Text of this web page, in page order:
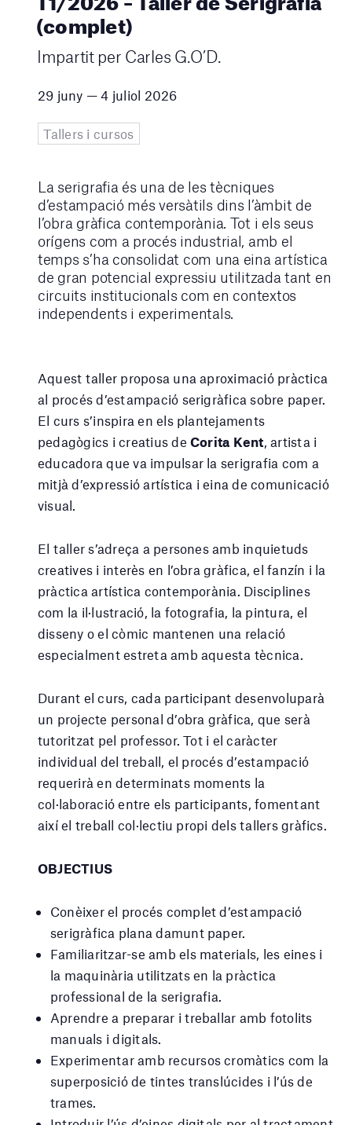
(complet)
Impartit per Carles G.O’D.
29 juny — 4 juliol 2026
Tallers i cursos
La serigrafia és una de les tècniques
d’estampació més versàtils dins l’àmbit de
l’obra gràfica contemporània. Tot i els seus
orígens com a procés industrial, amb el
temps s’ha consolidat com una eina artística
de gran potencial expressiu utilitzada tant en
circuits institucionals com en contextos
independents i experimentals.
Aquest taller proposa una aproximació pràctica
al procés d’estampació serigràfica sobre paper.
El curs s’inspira en els plantejaments
pedagògics i creatius deCorita Kent , artista i
educadora que va impulsar la serigrafia com a
mitjà d’expressió artística i eina de comunicació
visual.
El taller s’adreça a persones amb inquietuds
creatives i interès en l’obra gràfica, el fanzín i la
pràctica artística contemporània. Disciplines
com la il·lustració, la fotografia, la pintura, el
disseny o el còmic mantenen una relació
especialment estreta amb aquesta tècnica.
Durant el curs, cada participant desenvoluparà
un projecte personal d’obra gràfica, que serà
tutoritzat pel professor. Tot i el caràcter
individual del treball, el procés d’estampació
requerirà en determinats moments la
col·laboració entre els participants, fomentant
així el treball col·lectiu propi dels tallers gràfics.
OBJECTIUS
Conèixer el procés complet d’estampació
serigràfica plana damunt paper.
Familiaritzar-se amb els materials, les eines i
la maquinària utilitzats en la pràctica
professional de la serigrafia.
Aprendre a preparar i treballar amb fotolits
manuals i digitals.
Experimentar amb recursos cromàtics com la
superposició de tintes translúcides i l’ús de
trames.